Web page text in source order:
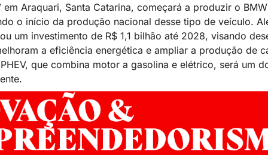
em Araquari, Santa Catarina, começará a produzir o
o início da produção nacional desse tipo de veículo.
um investimento de R$ 1,1 bilhão até 2028, visando
a eficiência energética e ampliar a produção de
que combina motor a gasolina e elétrico, será um